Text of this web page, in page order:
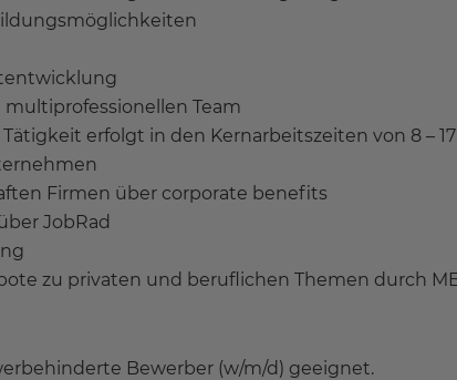
Team
erfolgt in den Kernarbeitszeiten von 8 –
Firmen über corporate benefits
JobRad
zu privaten und beruflichen Themen durch
Bewerber (w/m/d) geeignet.